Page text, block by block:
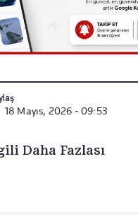
18 Mayıs, 2026 - 09:53
Daha Fazlası